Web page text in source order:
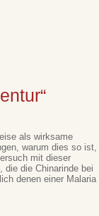
als wirksame
warum dies so ist,
mit dieser
die Chinarinde bei
denen einer Malaria